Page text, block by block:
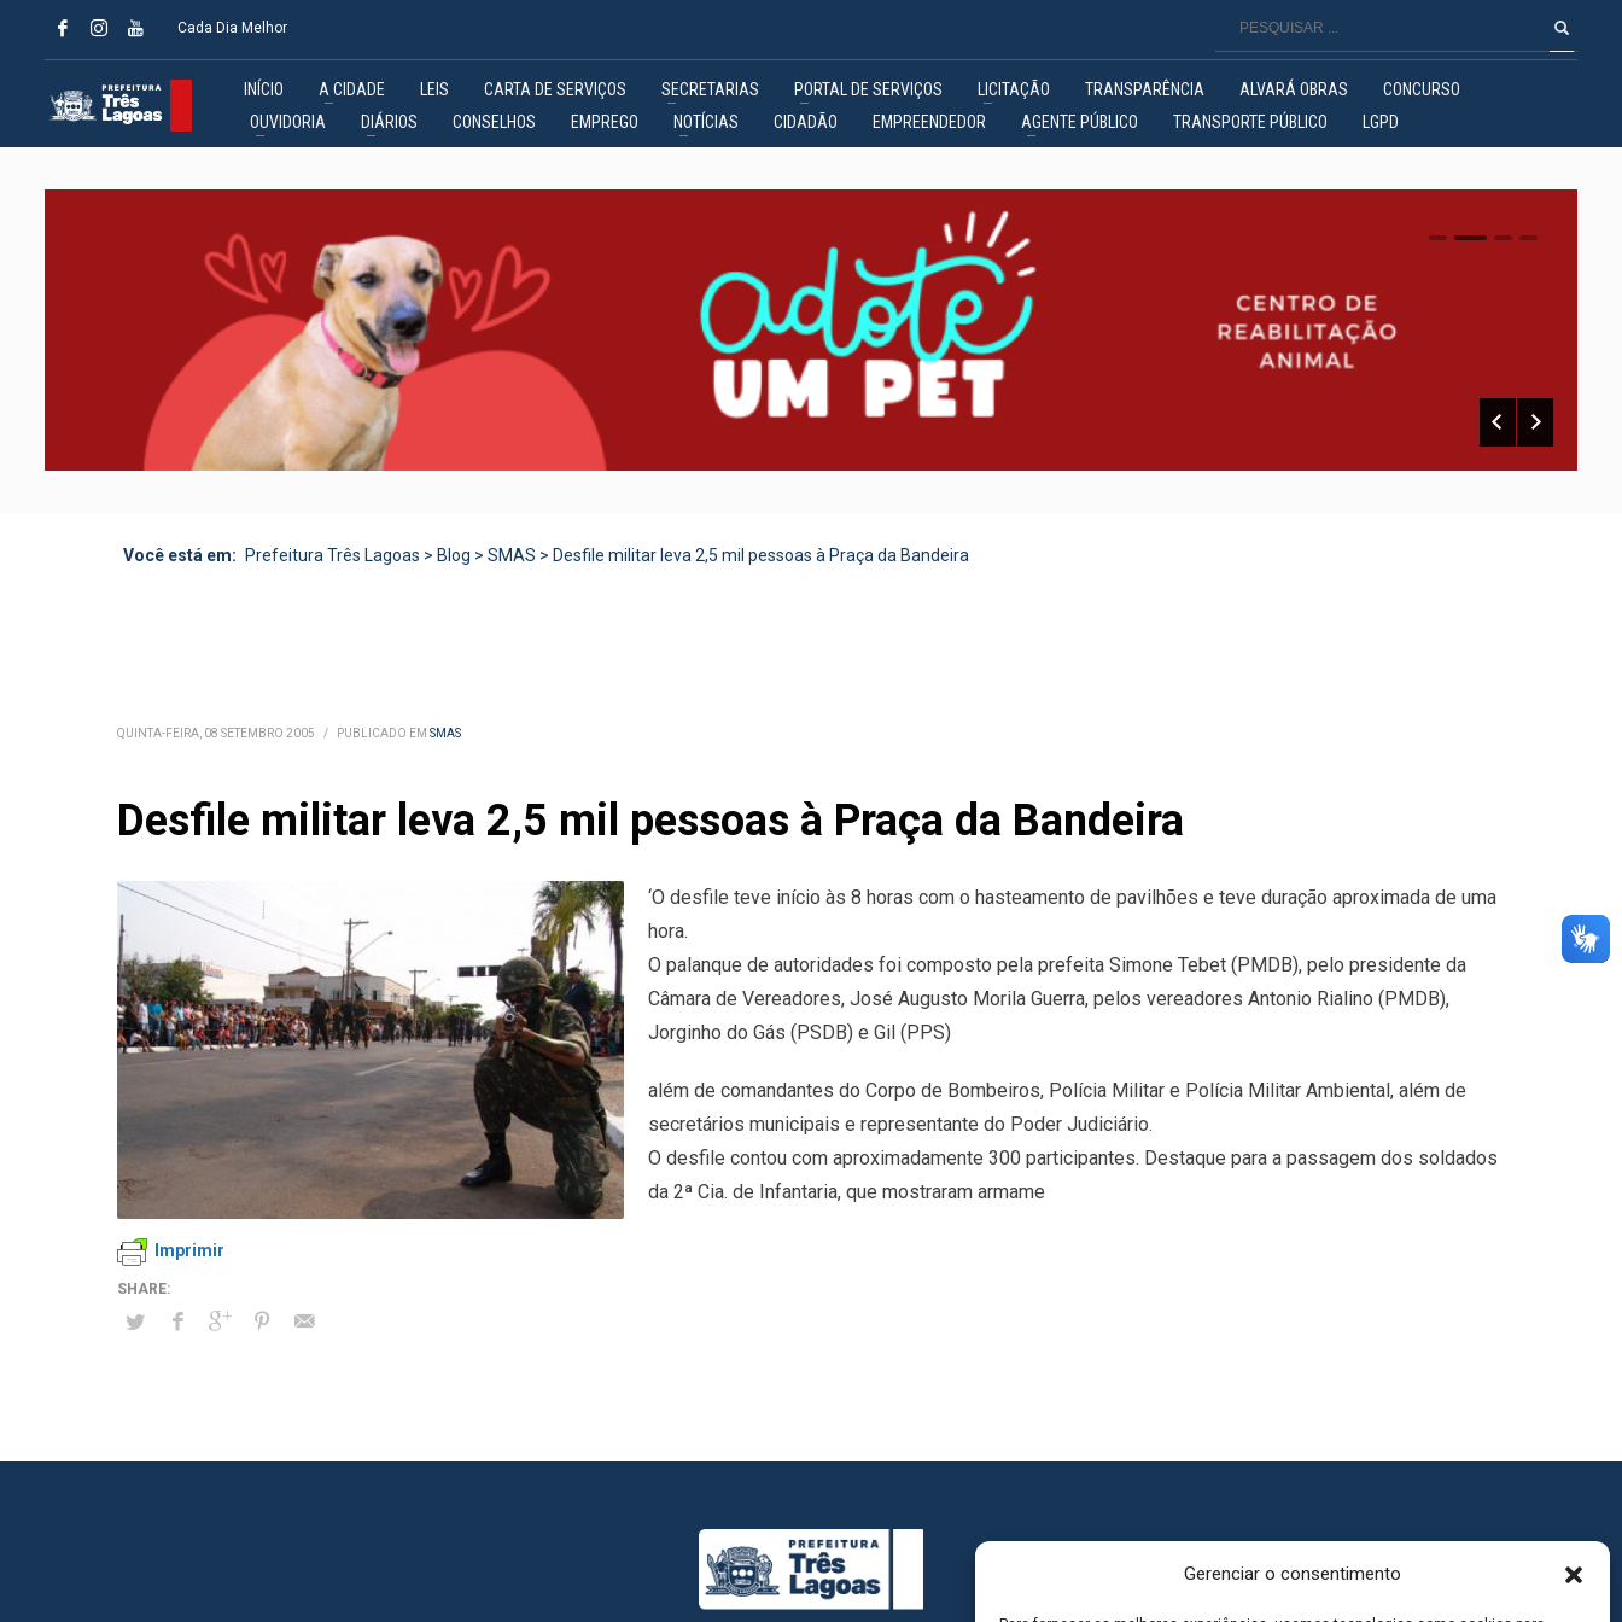
Gerenciar o consentimento
Cada Dia Melhor
INÍCIO A CIDADE LEIS CARTA DE SERVIÇOS SECRETARIAS PORTAL DE SERVIÇOS LICITAÇÃO TRANSPARÊNCIA ALVARÁ OBRAS
CONCURSO
OUVIDORIA
DIÁRIOS CONSELHOS EMPREGO NOTÍCIAS CIDADÃO EMPREENDEDOR AGENTE PÚBLICO TRANSPORTE PÚBLICO LGPD
0 1 2
Você está em: Prefeitura Três Lagoas > Blog > SMAS > Desfile militar leva 2,5 mil pessoas à Praça da Bandeira
QUINTA-FEIRA, 08 SETEMBRO 2005 / PUBLICADO EM SMAS
Desfile militar leva 2,5 mil pessoas à Praça da Bandeira
‘O desfile teve início às 8 horas com o hasteamento de pavilhões e teve duração aproximada de uma
hora.
O palanque de autoridades foi composto pela prefeita Simone Tebet (PMDB), pelo presidente da
Câmara de Vereadores, José Augusto Morila Guerra, pelos vereadores Antonio Rialino (PMDB),
Jorginho do Gás (PSDB) e Gil (PPS)
além de comandantes do Corpo de Bombeiros, Polícia Militar e Polícia Militar Ambiental, além de
secretários municipais e representante do Poder Judiciário.
O desfile contou com aproximadamente 300 participantes. Destaque para a passagem dos soldados
da 2ª Cia. de Infantaria, que mostraram armame
Imprimir